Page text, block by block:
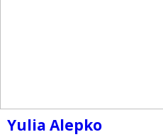
Yulia Alepko